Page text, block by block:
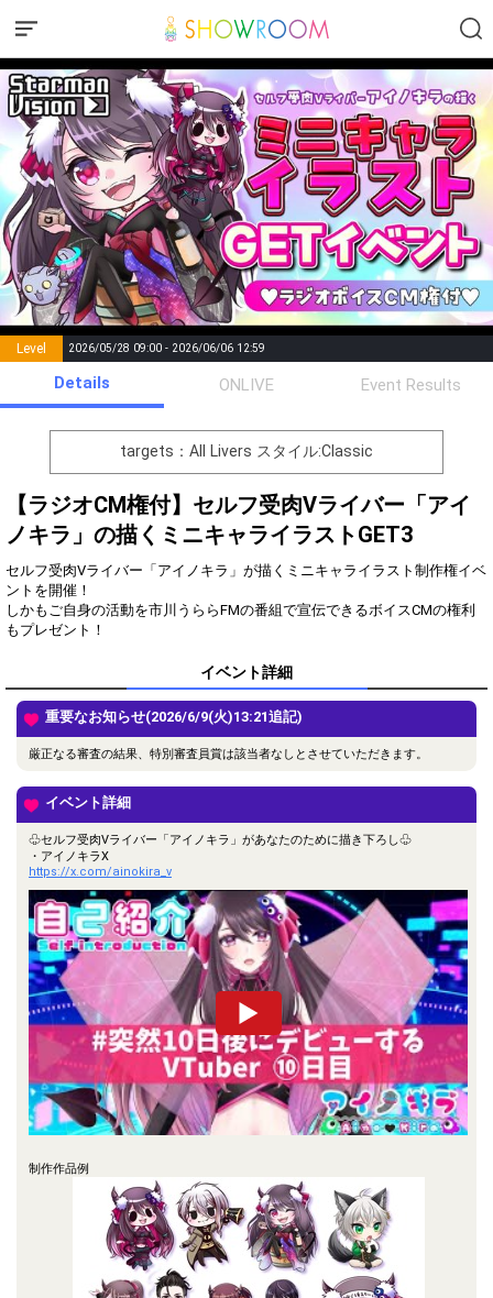
Level 2026/05/28 09:00 - 2026/06/06 12:59
Points List of Goal
number of
positions
Rema
0 Event Begins!
オリジナルアバター制作権獲
得！
Gifting
Throw gifts to the stage and join
the live performance.
First, try throwing free Stars
(once a day)! You can also charge
(available from 1 JPY)! When you
continue to send gifts to the
performer(s), the performer's
popularity ranking and your
ranking go up.
To cheer on performers, you can
To send performers paid items,
you must use Show Gold.
Comments
refrain from posting comments
that may offend performers or
Close
Details ONLIVE Event Results
targets：All Livers スタイル:Classic
【ラジオCM権付】セルフ受肉Vライバー「アイ
ノキラ」の描くミニキャライラストGET3
セルフ受肉Vライバー「アイノキラ」が描くミニキャライラスト制作権イベ
ントを開催！
しかもご自身の活動を市川うららFMの番組で宣伝できるボイスCMの権利
もプレゼント！
イベント詳細
重要なお知らせ(2026/6/9(火)13:21追記)
厳正なる審査の結果、特別審査員賞は該当者なしとさせていただきます。
イベント詳細
♧セルフ受肉Vライバー「アイノキラ」があなたのために描き下ろし♧
・アイノキラX
https://x.com/ainokira_v
制作作品例